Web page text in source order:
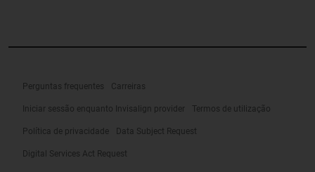
Perguntas frequentes Carreiras
Iniciar sessão enquanto Invisalign provider Termos de utilização
Política de privacidade Data Subject Request
Digital Services Act Request